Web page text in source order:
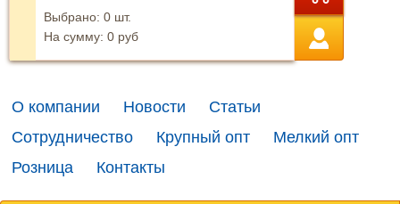
Выбрано: 0 шт.
На сумму: 0 руб
О компании Новости
Статьи
Сотрудничество
Крупный опт
Мелкий опт
Розница
Контакты